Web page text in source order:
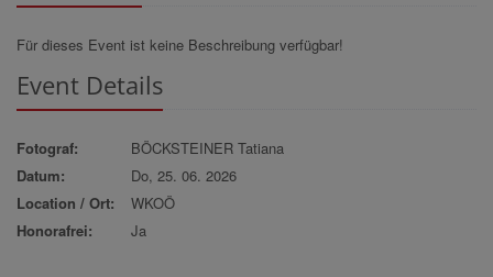
Für dieses Event ist keine Beschreibung verfügbar!
Event Details
Fotograf:
BÖCKSTEINER Tatiana
Datum:
Do, 25. 06. 2026
Location / Ort:
WKOÖ
Honorafrei:
Ja